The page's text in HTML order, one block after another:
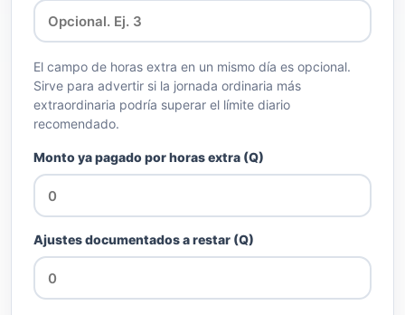
El campo de horas extra en un mismo día es opcional.
Sirve para advertir si la jornada ordinaria más
extraordinaria podría superar el límite diario
recomendado.
Monto ya pagado por horas extra (Q)
Ajustes documentados a restar (Q)